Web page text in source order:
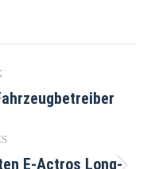
E-Actros Long-